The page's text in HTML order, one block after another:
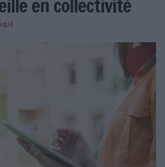
en collectivité
outdoor-freetime-